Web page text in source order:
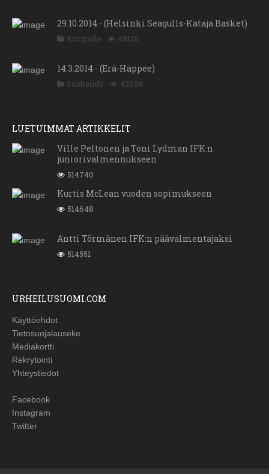
29.10.2014 - (Helsinki Seagulls-Kataja Basket)
Koripallo 48128
14.3.2014 - (Erä-Happee)
Salibandy 42686
LUETUIMMAT ARTIKKELIT
Ville Peltonen ja Toni Lydman IFK:n
juniorivalmennukseen
514740
Kurtis McLean vuoden sopimukseen
514648
Antti Törmänen IFK:n päävalmentajaksi
514551
URHEILUSUOMI.COM
Käyttöehdot
Tietosuojalauseke
Mediakortti
Rekrytointi
Yhteystiedot
Facebook
Instagram
Twitter